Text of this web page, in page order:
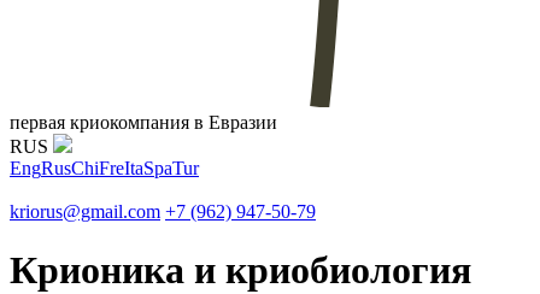
первая криокомпания в Евразии
RUS
EngRusChiFreItaSpaTur
kriorus@gmail.com +7 (962) 947-50-79
Крионика и криобиология